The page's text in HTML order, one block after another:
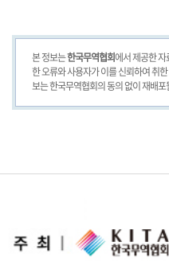
본 정보는한국무역협회에서 제공한
한 오류와 사용자가 이를 신뢰하여 취
보는 한국무역협회의 동의 없이 재배포